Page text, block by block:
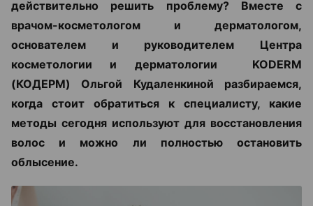
действительно решить проблему? Вместе с
врачом-косметологом и дерматологом,
основателем и руководителем Центра
косметологии и дерматологии KODERM
(КОДЕРМ) Ольгой Кудаленкиной разбираемся,
когда стоит обратиться к специалисту, какие
методы сегодня используют для восстановления
волос и можно ли полностью остановить
облысение.